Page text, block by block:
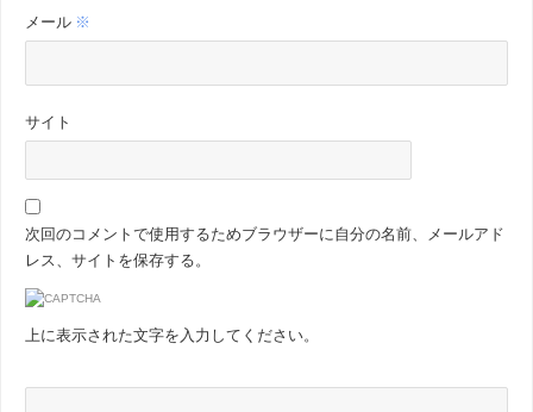
メール ※
サイト
次回のコメントで使用するためブラウザーに自分の名前、メールアド
レス、サイトを保存する。
上に表示された文字を入力してください。